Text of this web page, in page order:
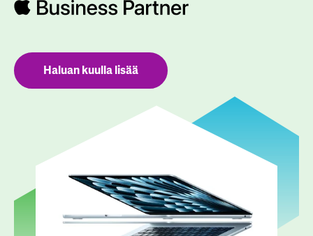
Haluan kuulla lisää